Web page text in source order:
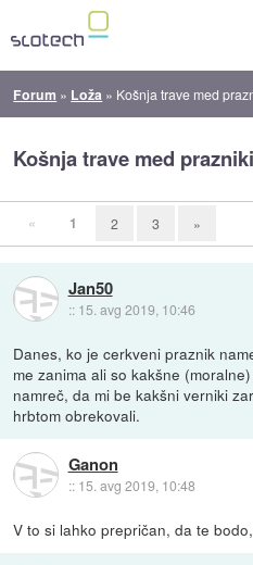
Forum » Loža » Košnja trave med
Košnja trave med prazniki
« 1 2 3 »
Jan50
:: 15. avg 2019, 10:46
Danes, ko je cerkveni praznik
me zanima ali so kakšne
namreč, da mi be kakšni verniki
hrbtom obrekovali.
Ganon
:: 15. avg 2019, 10:48
V to si lahko prepričan, da te